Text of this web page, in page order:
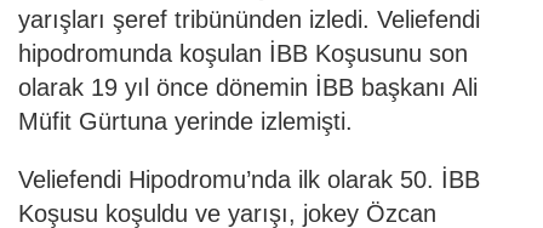
yarışları şeref tribününden izledi. Veliefendi
hipodromunda koşulan İBB Koşusunu son
olarak 19 yıl önce dönemin İBB başkanı Ali
Müfit Gürtuna yerinde izlemişti.
Veliefendi Hipodromu’nda ilk olarak 50. İBB
Koşusu koşuldu ve yarışı, jokey Özcan